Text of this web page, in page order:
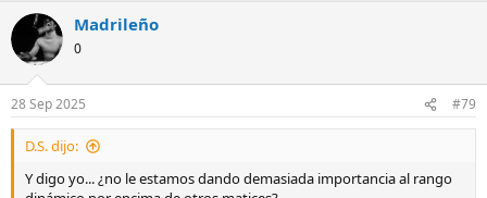
c
i
e
s
Madrileño
0
28 Sep 2025 #79
D.S. dijo:
Y digo yo... ¿no le estamos dando demasiada importancia al rango